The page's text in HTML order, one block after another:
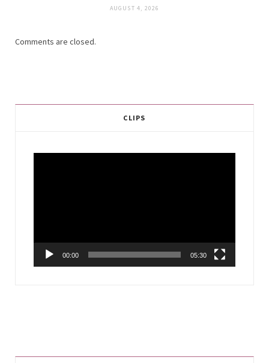
AUGUST 4, 2026
Comments are closed.
CLIPS
00:00 05:30